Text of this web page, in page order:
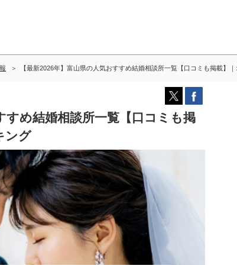
【最新2026年】富山県の人気おすすめ結婚相談所一覧【口コミも掲載】
すめ結婚相談所一覧【口コミも掲
ング